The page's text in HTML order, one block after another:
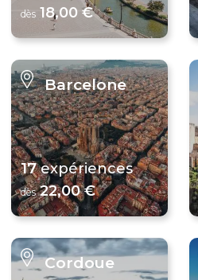
dès 18,00 €
Barcelone
17expériences
dès22,00 €
Cordoue